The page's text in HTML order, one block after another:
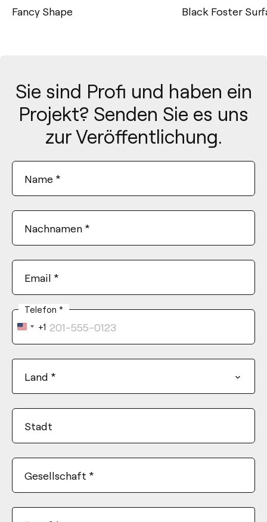
Fancy Shape Black Foster
Sie sind Profi und haben ein
Projekt? Senden Sie es uns
zur Veröffentlichung.
Name *
Nachnamen *
Email *
Telefon *
United
States
+1
Land *
Stadt
Gesellschaft *